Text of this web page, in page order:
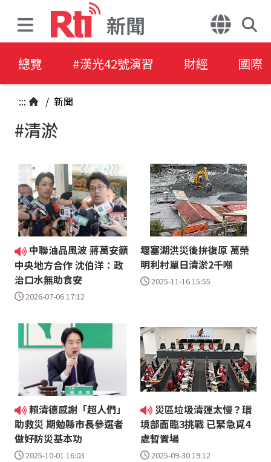
新聞
總覽 #漢光42號演習 財經 國際
::: / 新聞
#清淤
中聯油品風波 蔣萬安籲
中央地方合作 沈伯洋：政
治口水無助食安
2026-07-06 17:12
堰塞湖洪災後拚復原 萬榮
明利村單日清淤2千噸
2025-11-16 15:55
賴清德感謝「超人們」
助救災 期勉縣市長參選者
做好防災基本功
2025-10-01 16:03
災區垃圾清運太慢？環
境部面臨3挑戰 已緊急覓4
處暫置場
2025-09-30 19:12